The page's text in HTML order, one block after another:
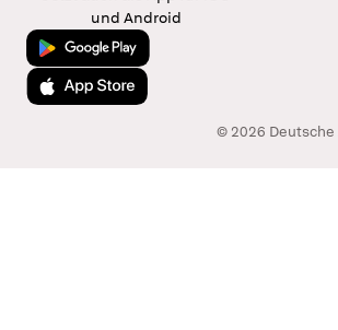
und Android
Jetzt bei Google Play
Laden im App Store
© 2026